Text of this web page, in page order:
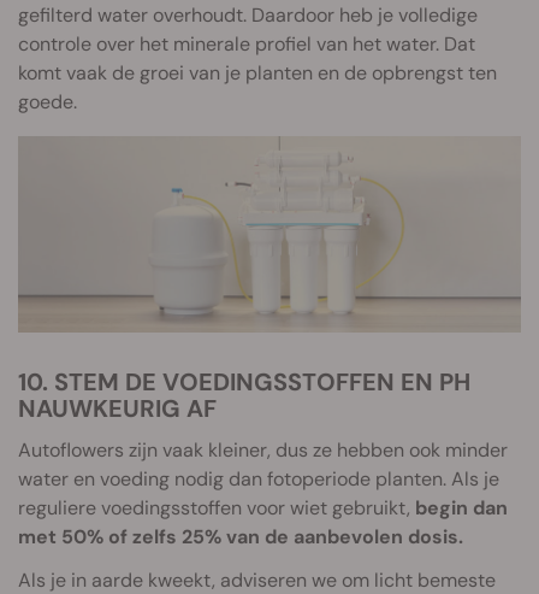
gefilterd water overhoudt. Daardoor heb je volledige
controle over het minerale profiel van het water. Dat
komt vaak de groei van je planten en de opbrengst ten
goede.
10. STEM DE VOEDINGSSTOFFEN EN PH
NAUWKEURIG AF
Autoflowers zijn vaak kleiner, dus ze hebben ook minder
water en voeding nodig dan fotoperiode planten. Als je
reguliere voedingsstoffen voor wiet gebruikt, begin dan
met 50% of zelfs 25% van de aanbevolen dosis.
Als je in aarde kweekt, adviseren we om licht bemeste